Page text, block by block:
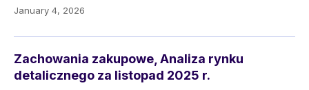
January 4, 2026
Zachowania zakupowe, Analiza rynku
detalicznego za listopad 2025 r.